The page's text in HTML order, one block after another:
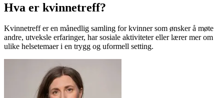
Hva er kvinnetreff?
Kvinnetreff er en månedlig samling for kvinner som ønsker å møte
andre, utveksle erfaringer, har sosiale aktiviteter eller lærer mer om
ulike helsetemaer i en trygg og uformell setting.